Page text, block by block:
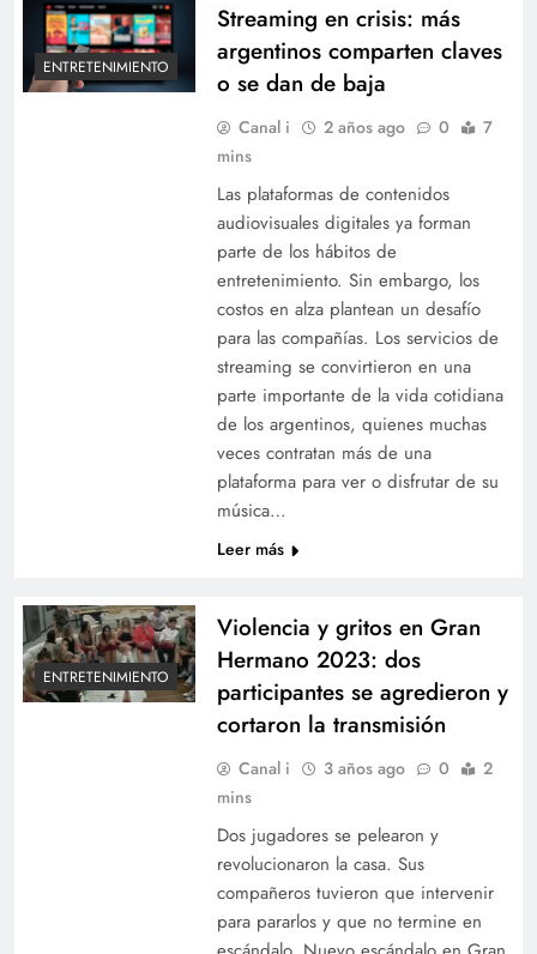
ENTRETENIMIENTO
Streaming en crisis: más
argentinos comparten claves
o se dan de baja
Canal i 2 años ago 0
7
mins
Las plataformas de contenidos
audiovisuales digitales ya forman
parte de los hábitos de
entretenimiento. Sin embargo, los
costos en alza plantean un desafío
para las compañías. Los servicios de
streaming se convirtieron en una
parte importante de la vida cotidiana
de los argentinos, quienes muchas
veces contratan más de una
plataforma para ver o disfrutar de su
música…
Leer más
ENTRETENIMIENTO
Violencia y gritos en Gran
Hermano 2023: dos
participantes se agredieron y
cortaron la transmisión
Canal i 3 años ago 0
2
mins
Dos jugadores se pelearon y
revolucionaron la casa. Sus
compañeros tuvieron que intervenir
para pararlos y que no termine en